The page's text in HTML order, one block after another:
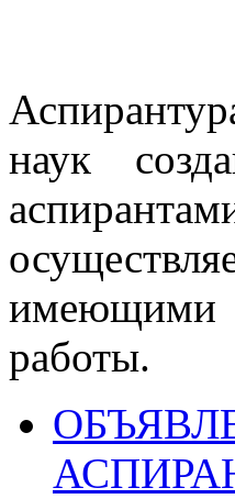
наук
имеющими
работы.